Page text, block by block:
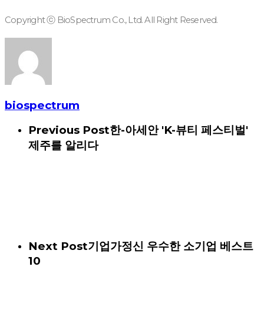
Copyright ⓒ BioSpectrum Co., Ltd. All Right Reserved.
biospectrum
Previous Post한-아세안 'K-뷰티 페스티벌'
제주를 알리다
Next Post기업가정신 우수한 소기업 베스트
10